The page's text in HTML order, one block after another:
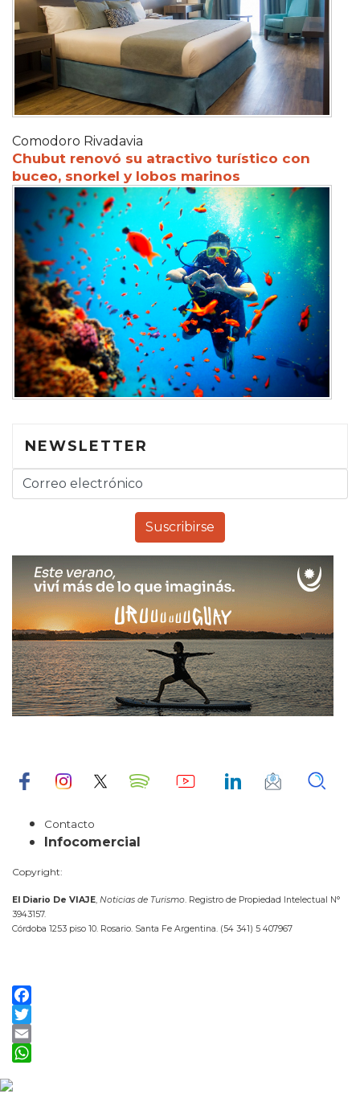
Comodoro Rivadavia
Chubut renovó su atractivo turístico con
buceo, snorkel y lobos marinos
NEWSLETTER
Contacto
Infocomercial
Copyright:
El Diario De VIAJE, Noticias de Turismo. Registro de Propiedad Intelectual N°
3943157.
Córdoba 1253 piso 10. Rosario. Santa Fe Argentina. (54 341) 5 407967
Facebook
Twitter
Email